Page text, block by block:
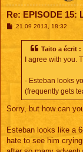
Re: EPISODE 15:
M21 09 2013, 18:32
Taito a écrit :
I agree with you.
- Esteban looks
(frequently gets
Sorry, but how can
Esteban looks like a
hate to see him